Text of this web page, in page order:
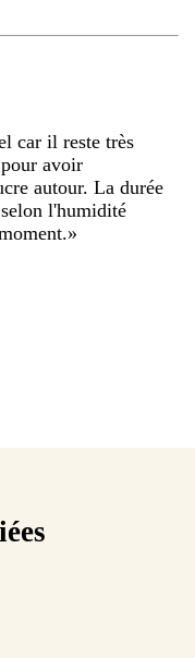
car il reste très
avoir
autour. La durée
l'humidité
»